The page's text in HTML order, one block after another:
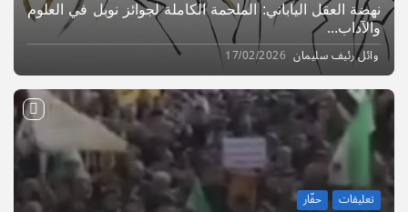
نهضة العقل الياباني: الملحمة الكاملة لجوائز نوبل في العلوم
والآداب...
وائل رئيف سليمان 17/02/2026
تعليقات حفّار